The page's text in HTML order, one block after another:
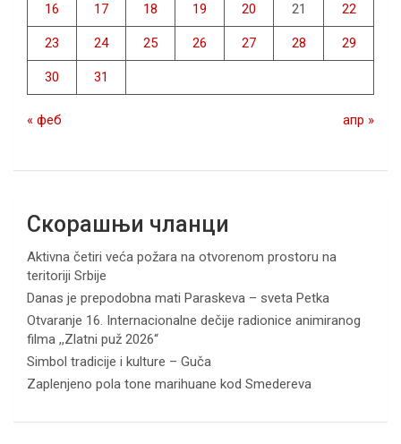
16 17 18 19 20 21 22
23 24 25 26 27 28 29
30 31
« феб апр »
Скорашњи чланци
Aktivna četiri veća požara na otvorenom prostoru na
teritoriji Srbije
Danas je prepodobna mati Paraskeva – sveta Petka
Otvaranje 16. Internacionalne dečije radionice animiranog
filma ,,Zlatni puž 2026“
Simbol tradicije i kulture – Guča
Zaplenjeno pola tone marihuane kod Smedereva